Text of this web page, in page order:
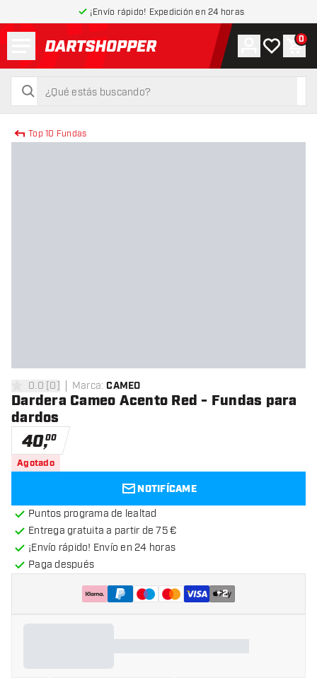
¡Envío rápido! Expedición en 24 horas
volver a la página de inicio
buscar
buscar
Cuenta
Mi lista de
0
Top 10 Fundas
0 estrellas de puntuación
0.0 [0] Marca: CAMEO
Dardera Cameo Acento Red - Fundas para
dardos
40,00
Agotado
NOTIFÍCAME
Puntos programa de lealtad
Entrega gratuita a partir de 75 €
¡Envío rápido! Envío en 24 horas
Paga después
+2